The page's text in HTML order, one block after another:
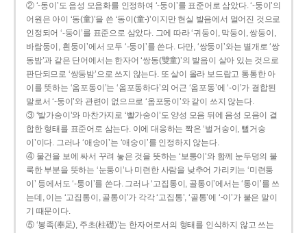
② ‘-동이’도 음성 모음화를 인정하여 ‘-둥이’를 표준어로 삼았다. ‘-둥이’의
어원은 아이 ‘동(童)’을 쓴 ‘동이(童-)’이지만 현실 발음에서 멀어진 것으로
인정되어 ‘-둥이’를 표준으로 삼았다. 그에 따라 ‘귀둥이, 막둥이, 쌍둥이,
바람둥이, 흰둥이’에서 모두 ‘-둥이’를 쓴다. 다만, ‘쌍둥이’와는 별개로 ‘쌍
동밤’과 같은 단어에서는 한자어 ‘쌍동(雙童)’의 발음이 살아 있는 것으로
판단되므로 ‘쌍둥밤’으로 쓰지 않는다. 또 살이 올라 보드랍고 통통한 아
이를 뜻하는 ‘옴포동이’는 ‘옴포동하다’의 어근 ‘옴포동’에 ‘-이’가 결합된
말로서 ‘-둥이’와 관련이 없으므로 ‘옴포둥이’와 같이 쓰지 않는다.
③ ‘발가숭이’와 마찬가지로 ‘빨가숭이’도 양성 모음 뒤에 음성 모음이 결
합한 형태를 표준어로 삼는다. 이에 대응하는 짝은 ‘벌거숭이, 뻘거숭
이’이다. 그러나 ‘애송이’는 ‘애숭이’를 인정하지 않는다.
④ 물건을 보에 싸서 꾸려 놓은 것을 뜻하는 ‘보퉁이’와 함께 눈두덩의 불
룩한 부분을 뜻하는 ‘눈퉁이’나 미련한 사람을 낮추어 가리키는 ‘미련퉁
이’ 등에서도 ‘-퉁이’를 쓴다. 그러나 ‘고집통이, 골통이’에서는 ‘통이’를 쓰
는데, 이는 ‘고집통이, 골통이’가 각각 ‘고집통’, ‘골통’에 ‘-이’가 붙은 말이
기 때문이다.
⑤ ‘봉족(奉足), 주초(柱礎)’는 한자어로서의 형태를 인식하지 않고 쓰는